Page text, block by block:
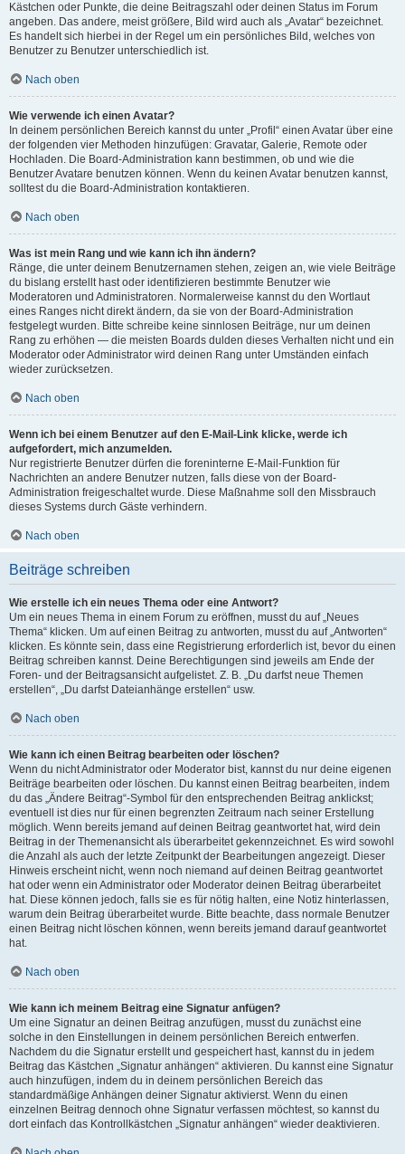
Kästchen oder Punkte, die deine Beitragszahl oder deinen Status im Forum
angeben. Das andere, meist größere, Bild wird auch als „Avatar“ bezeichnet.
Es handelt sich hierbei in der Regel um ein persönliches Bild, welches von
Benutzer zu Benutzer unterschiedlich ist.
Nach oben
Wie verwende ich einen Avatar?
In deinem persönlichen Bereich kannst du unter „Profil“ einen Avatar über eine
der folgenden vier Methoden hinzufügen: Gravatar, Galerie, Remote oder
Hochladen. Die Board-Administration kann bestimmen, ob und wie die
Benutzer Avatare benutzen können. Wenn du keinen Avatar benutzen kannst,
solltest du die Board-Administration kontaktieren.
Nach oben
Was ist mein Rang und wie kann ich ihn ändern?
Ränge, die unter deinem Benutzernamen stehen, zeigen an, wie viele Beiträge
du bislang erstellt hast oder identifizieren bestimmte Benutzer wie
Moderatoren und Administratoren. Normalerweise kannst du den Wortlaut
eines Ranges nicht direkt ändern, da sie von der Board-Administration
festgelegt wurden. Bitte schreibe keine sinnlosen Beiträge, nur um deinen
Rang zu erhöhen — die meisten Boards dulden dieses Verhalten nicht und ein
Moderator oder Administrator wird deinen Rang unter Umständen einfach
wieder zurücksetzen.
Nach oben
Wenn ich bei einem Benutzer auf den E-Mail-Link klicke, werde ich
aufgefordert, mich anzumelden.
Nur registrierte Benutzer dürfen die foreninterne E-Mail-Funktion für
Nachrichten an andere Benutzer nutzen, falls diese von der Board-
Administration freigeschaltet wurde. Diese Maßnahme soll den Missbrauch
dieses Systems durch Gäste verhindern.
Nach oben
Beiträge schreiben
Wie erstelle ich ein neues Thema oder eine Antwort?
Um ein neues Thema in einem Forum zu eröffnen, musst du auf „Neues
Thema“ klicken. Um auf einen Beitrag zu antworten, musst du auf „Antworten“
klicken. Es könnte sein, dass eine Registrierung erforderlich ist, bevor du einen
Beitrag schreiben kannst. Deine Berechtigungen sind jeweils am Ende der
Foren- und der Beitragsansicht aufgelistet. Z. B. „Du darfst neue Themen
erstellen“, „Du darfst Dateianhänge erstellen“ usw.
Nach oben
Wie kann ich einen Beitrag bearbeiten oder löschen?
Wenn du nicht Administrator oder Moderator bist, kannst du nur deine eigenen
Beiträge bearbeiten oder löschen. Du kannst einen Beitrag bearbeiten, indem
du das „Ändere Beitrag“-Symbol für den entsprechenden Beitrag anklickst;
eventuell ist dies nur für einen begrenzten Zeitraum nach seiner Erstellung
möglich. Wenn bereits jemand auf deinen Beitrag geantwortet hat, wird dein
Beitrag in der Themenansicht als überarbeitet gekennzeichnet. Es wird sowohl
die Anzahl als auch der letzte Zeitpunkt der Bearbeitungen angezeigt. Dieser
Hinweis erscheint nicht, wenn noch niemand auf deinen Beitrag geantwortet
hat oder wenn ein Administrator oder Moderator deinen Beitrag überarbeitet
hat. Diese können jedoch, falls sie es für nötig halten, eine Notiz hinterlassen,
warum dein Beitrag überarbeitet wurde. Bitte beachte, dass normale Benutzer
einen Beitrag nicht löschen können, wenn bereits jemand darauf geantwortet
hat.
Nach oben
Wie kann ich meinem Beitrag eine Signatur anfügen?
Um eine Signatur an deinen Beitrag anzufügen, musst du zunächst eine
solche in den Einstellungen in deinem persönlichen Bereich entwerfen.
Nachdem du die Signatur erstellt und gespeichert hast, kannst du in jedem
Beitrag das Kästchen „Signatur anhängen“ aktivieren. Du kannst eine Signatur
auch hinzufügen, indem du in deinem persönlichen Bereich das
standardmäßige Anhängen deiner Signatur aktivierst. Wenn du einen
einzelnen Beitrag dennoch ohne Signatur verfassen möchtest, so kannst du
dort einfach das Kontrollkästchen „Signatur anhängen“ wieder deaktivieren.